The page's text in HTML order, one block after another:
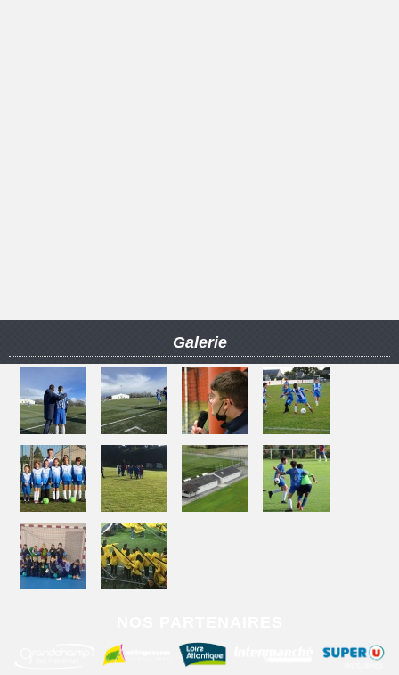
Galerie